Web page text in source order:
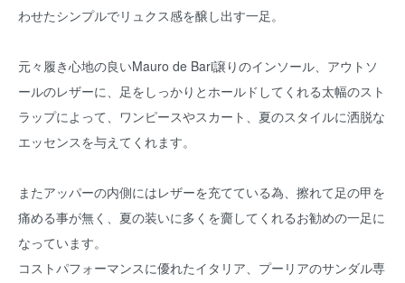
わせたシンプルでリュクス感を醸し出す一足。
元々履き心地の良いMauro de Bari譲りのインソール、アウトソ
ールのレザーに、足をしっかりとホールドしてくれる太幅のスト
ラップによって、ワンピースやスカート、夏のスタイルに洒脱な
エッセンスを与えてくれます。
またアッパーの内側にはレザーを充てている為、擦れて足の甲を
痛める事が無く、夏の装いに多くを齎してくれるお勧めの一足に
なっています。
コストパフォーマンスに優れたイタリア、プーリアのサンダル専